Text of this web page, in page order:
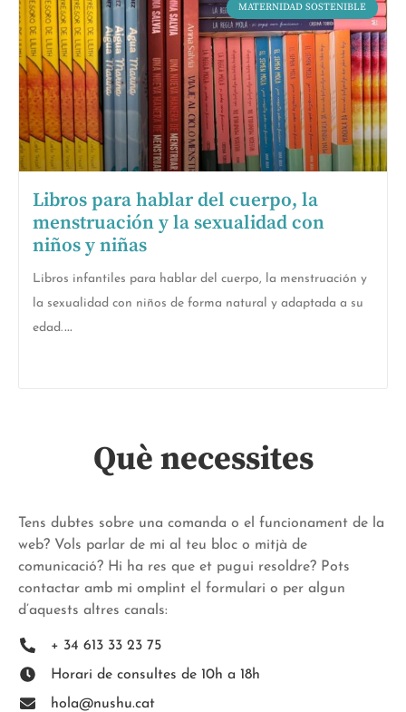
MATERNIDAD SOSTENIBLE
Libros para hablar del cuerpo, la
menstruación y la sexualidad con
niños y niñas
Libros infantiles para hablar del cuerpo, la menstruación y
la sexualidad con niños de forma natural y adaptada a su
edad.
Què necessites
Tens dubtes sobre una comanda o el funcionament de la
web? Vols parlar de mi al teu bloc o mitjà de
comunicació? Hi ha res que et pugui resoldre? Pots
contactar amb mi omplint el formulari o per algun
d’aquests altres canals:
+ 34 613 33 23 75
Horari de consultes de 10h a 18h
hola@nushu.cat